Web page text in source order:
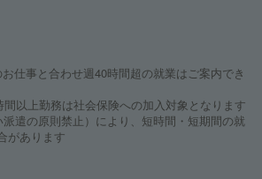
仕事と合わせ週40時間超の就業はご案内でき
以上勤務は社会保険への加入対象となります
遣の原則禁止）により、短時間・短期間の就
があります